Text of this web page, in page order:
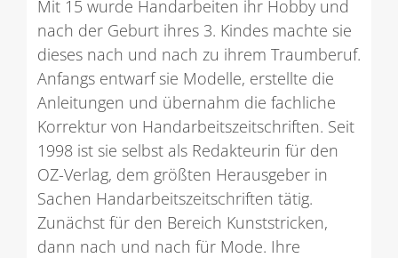
Mit 15 wurde Handarbeiten ihr Hobby und
nach der Geburt ihres 3. Kindes machte sie
dieses nach und nach zu ihrem Traumberuf.
Anfangs entwarf sie Modelle, erstellte die
Anleitungen und übernahm die fachliche
Korrektur von Handarbeitszeitschriften. Seit
1998 ist sie selbst als Redakteurin für den
OZ-Verlag, dem größten Herausgeber in
Sachen Handarbeitszeitschriften tätig.
Zunächst für den Bereich Kunststricken,
dann nach und nach für Mode. Ihre